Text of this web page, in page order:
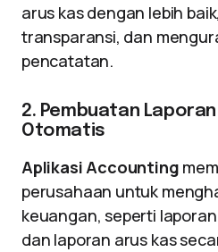
arus kas dengan lebih
transparansi, dan
pencatatan.
2. Pembuatan
Otomatis
Aplikasi Accounting
perusahaan untuk
keuangan, seperti
dan laporan arus kas